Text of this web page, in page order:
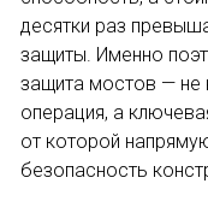
десятки раз
защиты. Именно
защита мостов — не
операция, а
от которой
безопасность